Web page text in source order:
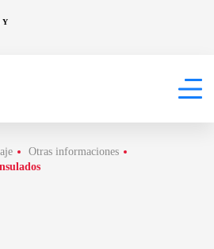
Y
Otras informaciones